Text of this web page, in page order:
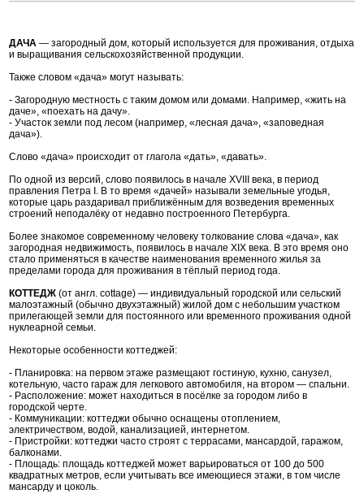
ДАЧА — загородный дом, который используется для проживания, отдыха
и выращивания сельскохозяйственной продукции.
Также словом «дача» могут называть:
- Загородную местность с таким домом или домами. Например, «жить на
даче», «поехать на дачу».
- Участок земли под лесом (например, «лесная дача», «заповедная
дача»).
Слово «дача» происходит от глагола «дать», «давать».
По одной из версий, слово появилось в начале XVIII века, в период
правления Петра I. В то время «дачей» называли земельные угодья,
которые царь раздаривал приближённым для возведения временных
строений неподалёку от недавно построенного Петербурга.
Более знакомое современному человеку толкование слова «дача», как
загородная недвижимость, появилось в начале XIX века. В это время оно
стало применяться в качестве наименования временного жилья за
пределами города для проживания в тёплый период года.
КОТТЕДЖ (от англ. cottage) — индивидуальный городской или сельский
малоэтажный (обычно двухэтажный) жилой дом с небольшим участком
прилегающей земли для постоянного или временного проживания одной
нуклеарной семьи.
Некоторые особенности коттеджей:
- Планировка: на первом этаже размещают гостиную, кухню, санузел,
котельную, часто гараж для легкового автомобиля, на втором — спальни.
- Расположение: может находиться в посёлке за городом либо в
городской черте.
- Коммуникации: коттеджи обычно оснащены отоплением,
электричеством, водой, канализацией, интернетом.
- Пристройки: коттеджи часто строят с террасами, мансардой, гаражом,
балконами.
- Площадь: площадь коттеджей может варьироваться от 100 до 500
квадратных метров, если учитывать все имеющиеся этажи, в том числе
мансарду и цоколь.